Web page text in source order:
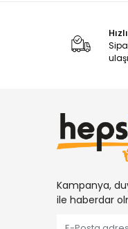
Kampanya,
ile haberdar